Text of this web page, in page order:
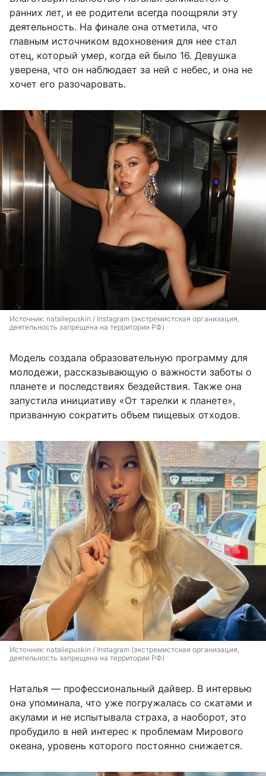
ранних лет, и ее родители всегда поощряли эту
деятельность. На финале она отметила, что
главным источником вдохновения для нее стал
отец, который умер, когда ей было 16. Девушка
уверена, что он наблюдает за ней с небес, и она не
хочет его разочаровать.
Источник: nataliepuskin / Instagram (экстремистская организация,
деятельность запрещена на территории РФ)
Модель создала образовательную программу для
молодежи, рассказывающую о важности заботы о
планете и последствиях бездействия. Также она
запустила инициативу «От тарелки к планете»,
призванную сократить объем пищевых отходов.
Источник: nataliepuskin / Instagram (экстремистская организация,
деятельность запрещена на территории РФ)
Наталья — профессиональный дайвер. В интервью
она упоминала, что уже погружалась со скатами и
акулами и не испытывала страха, а наоборот, это
пробудило в ней интерес к проблемам Мирового
океана, уровень которого постоянно снижается.